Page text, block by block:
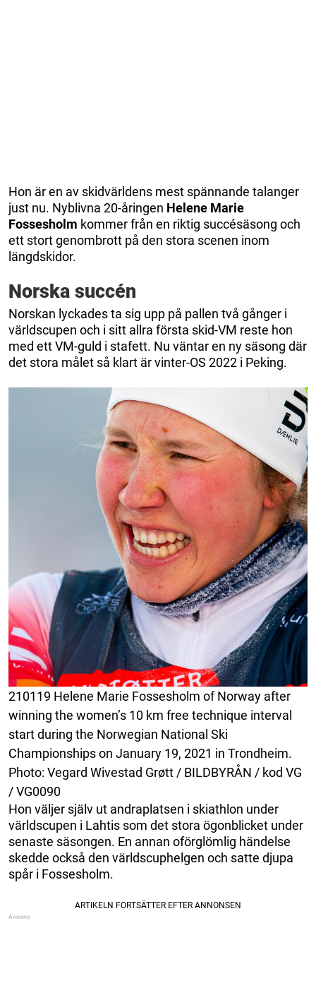
Hon är en av skidvärldens mest spännande talanger
just nu. Nyblivna 20-åringen Helene Marie
Fossesholm kommer från en riktig succésäsong och
ett stort genombrott på den stora scenen inom
längdskidor.
Norska succén
Norskan lyckades ta sig upp på pallen två gånger i
världscupen och i sitt allra första skid-VM reste hon
med ett VM-guld i stafett. Nu väntar en ny säsong där
det stora målet så klart är vinter-OS 2022 i Peking.
210119 Helene Marie Fossesholm of Norway after
winning the women’s 10 km free technique interval
start during the Norwegian National Ski
Championships on January 19, 2021 in Trondheim.
Photo: Vegard Wivestad Grøtt / BILDBYRÅN / kod VG
/ VG0090
Hon väljer själv ut andraplatsen i skiathlon under
världscupen i Lahtis som det stora ögonblicket under
senaste säsongen. En annan oförglömlig händelse
skedde också den världscuphelgen och satte djupa
spår i Fossesholm.